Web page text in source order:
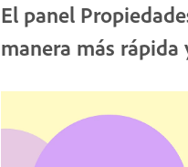
El panel
manera más rápida